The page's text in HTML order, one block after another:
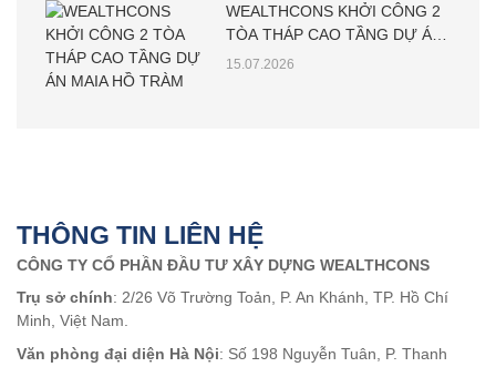
WEALTHCONS KHỞI CÔNG 2
TÒA THÁP CAO TẦNG DỰ ÁN
MAIA HỒ TRÀM
15.07.2026
THÔNG TIN LIÊN HỆ
CÔNG TY CỔ PHẦN ĐẦU TƯ XÂY DỰNG WEALTHCONS
Trụ sở chính: 2/26 Võ Trường Toản, P. An Khánh, TP. Hồ Chí
Minh, Việt Nam.
Văn phòng đại diện Hà Nội: Số 198 Nguyễn Tuân, P. Thanh